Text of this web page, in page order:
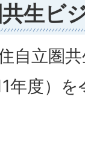
生ビ
自立圏
年度）